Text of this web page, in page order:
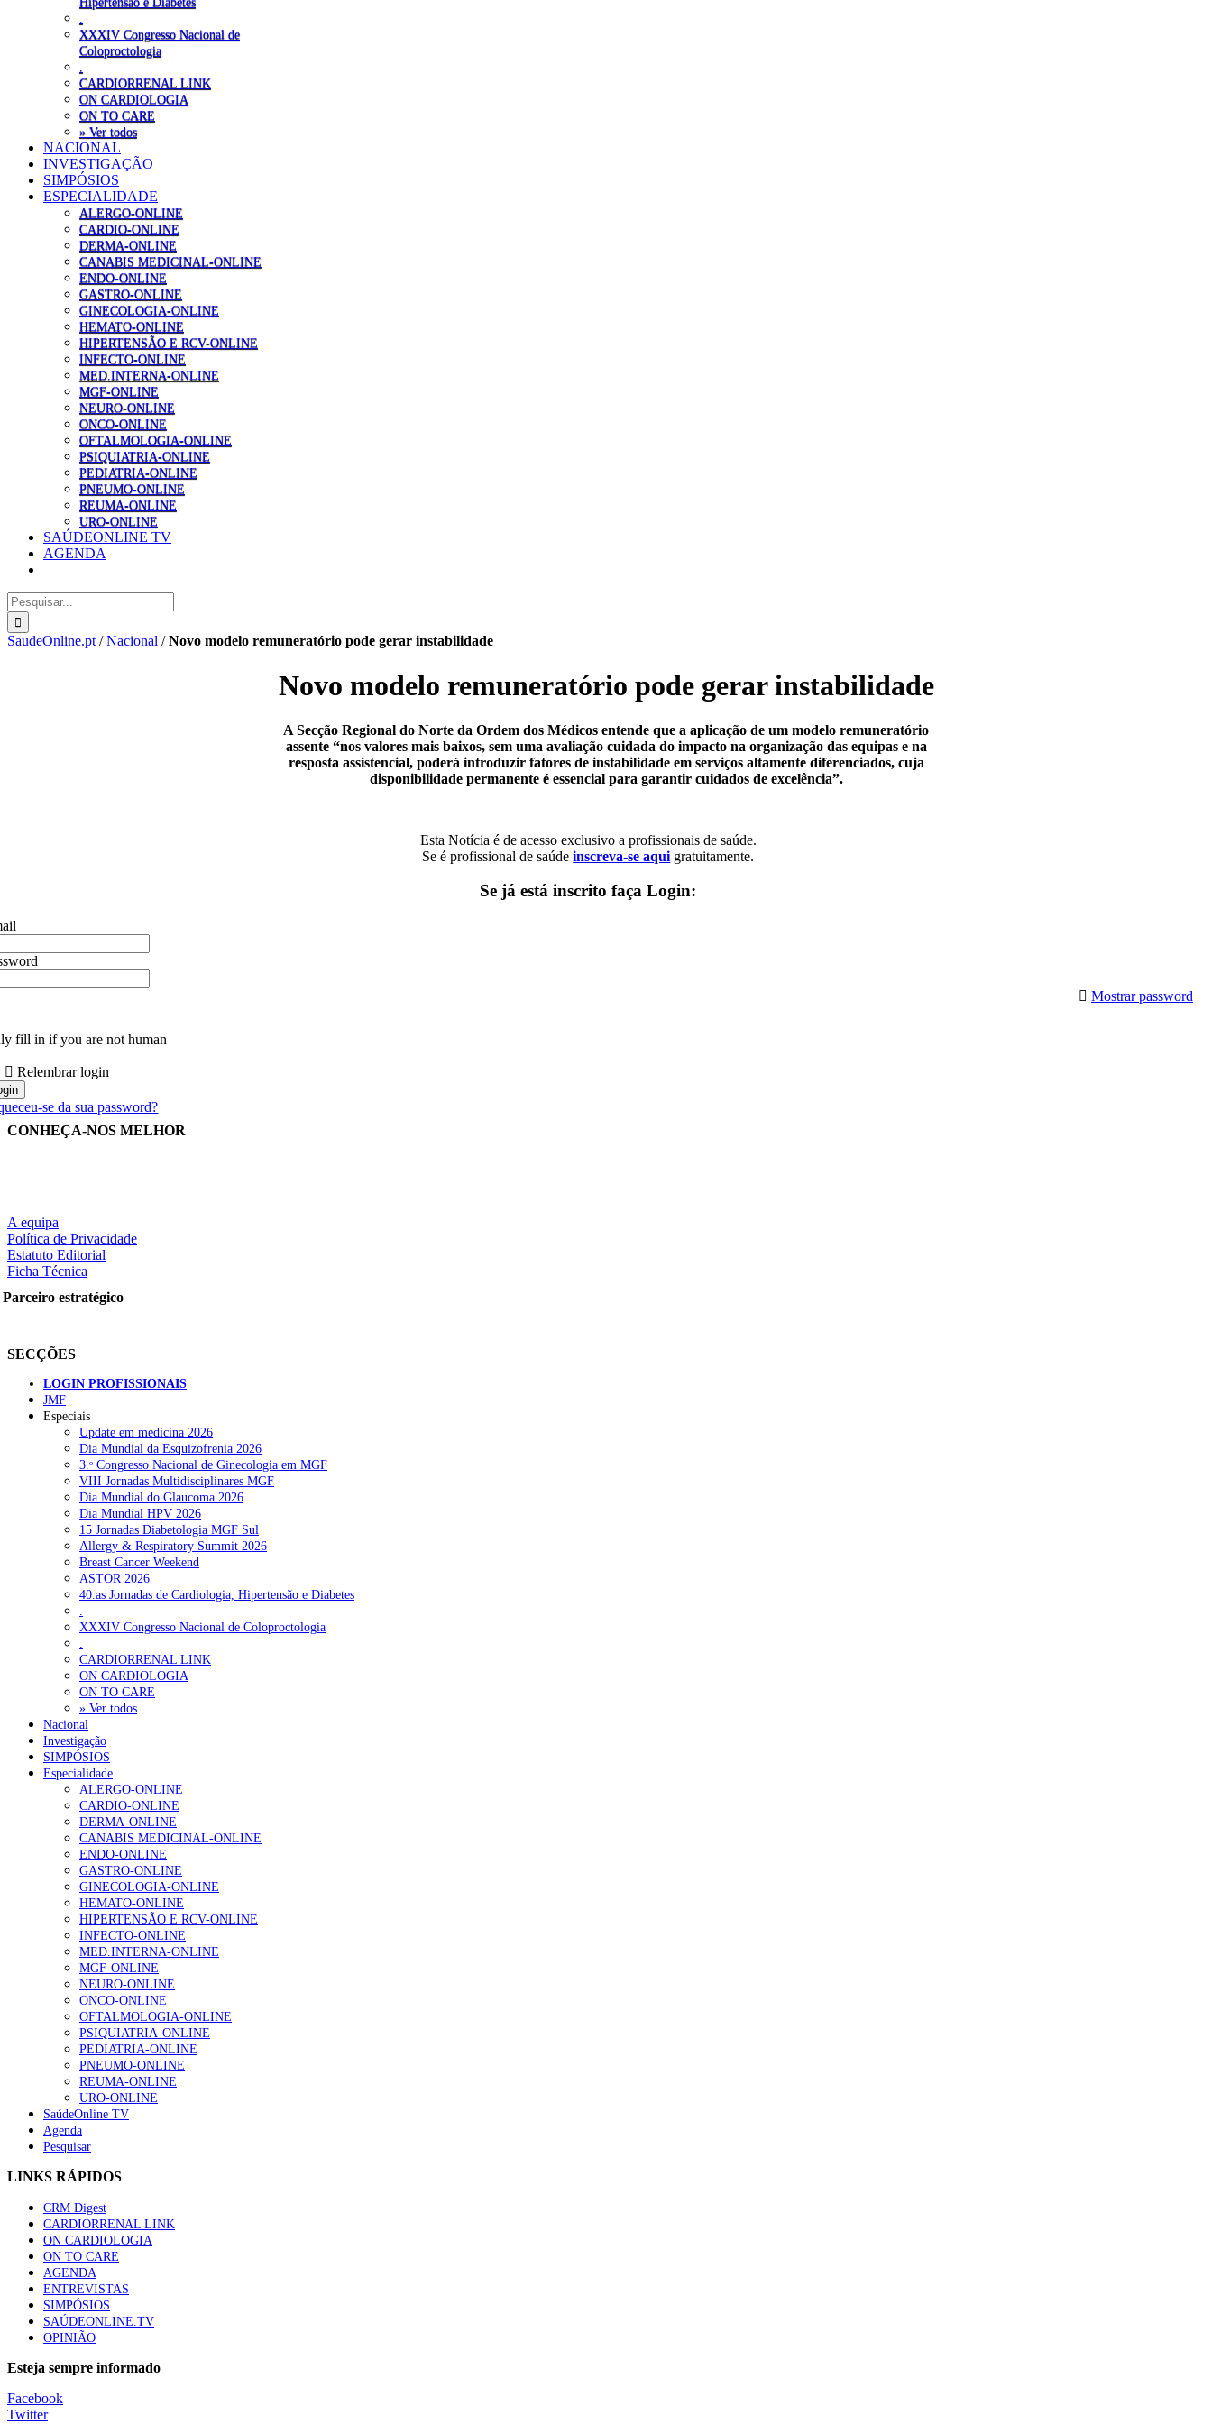
XXXIV Congresso Nacional de
Coloproctologia
CARDIORRENAL LINK
ON CARDIOLOGIA
ON TO CARE
» Ver todos
NACIONAL
INVESTIGAÇÃO
SIMPÓSIOS
ESPECIALIDADE
ALERGO-ONLINE
CARDIO-ONLINE
DERMA-ONLINE
CANABIS MEDICINAL-ONLINE
ENDO-ONLINE
GASTRO-ONLINE
GINECOLOGIA-ONLINE
HEMATO-ONLINE
HIPERTENSÃO E RCV-ONLINE
INFECTO-ONLINE
MED.INTERNA-ONLINE
MGF-ONLINE
NEURO-ONLINE
ONCO-ONLINE
OFTALMOLOGIA-ONLINE
PSIQUIATRIA-ONLINE
PEDIATRIA-ONLINE
PNEUMO-ONLINE
REUMA-ONLINE
URO-ONLINE
SAÚDEONLINE TV
AGENDA
Pesquisar
SaudeOnline.pt /Nacional /Novo modelo remuneratório pode gerar instabilidade
Novo modelo remuneratório pode gerar instabilidade
A Secção Regional do Norte da Ordem dos Médicos entende que a aplicação de um modelo remuneratório
assente “nos valores mais baixos, sem uma avaliação cuidada do impacto na organização das equipas e na
resposta assistencial, poderá introduzir fatores de instabilidade em serviços altamente diferenciados, cuja
disponibilidade permanente é essencial para garantir cuidados de excelência”.
Esta Notícia é de acesso exclusivo a profissionais de saúde.
Se é profissional de saúdeinscreva-se aqui gratuitamente.
Se já está inscrito faça Login:
Mostrar password
fill in if you are not human
Relembrar login
se da sua password?
CONHEÇA-NOS MELHOR
A equipa
Política de Privacidade
Estatuto Editorial
Ficha Técnica
Parceiro estratégico
SECÇÕES
LOGIN PROFISSIONAIS
JMF
Especiais
Update em medicina 2026
Dia Mundial da Esquizofrenia 2026
3.ᵒ Congresso Nacional de Ginecologia em MGF
VIII Jornadas Multidisciplinares MGF
Dia Mundial do Glaucoma 2026
Dia Mundial HPV 2026
15 Jornadas Diabetologia MGF Sul
Allergy & Respiratory Summit 2026
Breast Cancer Weekend
ASTOR 2026
40.as Jornadas de Cardiologia, Hipertensão e Diabetes
.
XXXIV Congresso Nacional de Coloproctologia
.
CARDIORRENAL LINK
ON CARDIOLOGIA
ON TO CARE
» Ver todos
Nacional
Investigação
SIMPÓSIOS
Especialidade
ALERGO-ONLINE
CARDIO-ONLINE
DERMA-ONLINE
CANABIS MEDICINAL-ONLINE
ENDO-ONLINE
GASTRO-ONLINE
GINECOLOGIA-ONLINE
HEMATO-ONLINE
HIPERTENSÃO E RCV-ONLINE
INFECTO-ONLINE
MED.INTERNA-ONLINE
MGF-ONLINE
NEURO-ONLINE
ONCO-ONLINE
OFTALMOLOGIA-ONLINE
PSIQUIATRIA-ONLINE
PEDIATRIA-ONLINE
PNEUMO-ONLINE
REUMA-ONLINE
URO-ONLINE
SaúdeOnline TV
Agenda
Pesquisar
LINKS RÁPIDOS
CRM Digest
CARDIORRENAL LINK
ON CARDIOLOGIA
ON TO CARE
AGENDA
ENTREVISTAS
SIMPÓSIOS
SAÚDEONLINE.TV
OPINIÃO
Esteja sempre informado
Facebook
Twitter